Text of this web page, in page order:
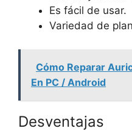
Es fácil de usar.
Variedad de
Cómo Reparar
En PC / Android
Desventajas